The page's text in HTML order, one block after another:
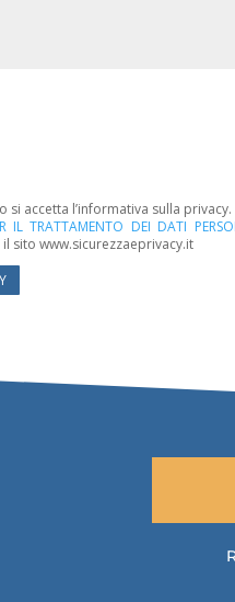
si accetta l’informativa sulla
IL TRATTAMENTO DEI DATI
sito www.sicurezzaeprivacy.it